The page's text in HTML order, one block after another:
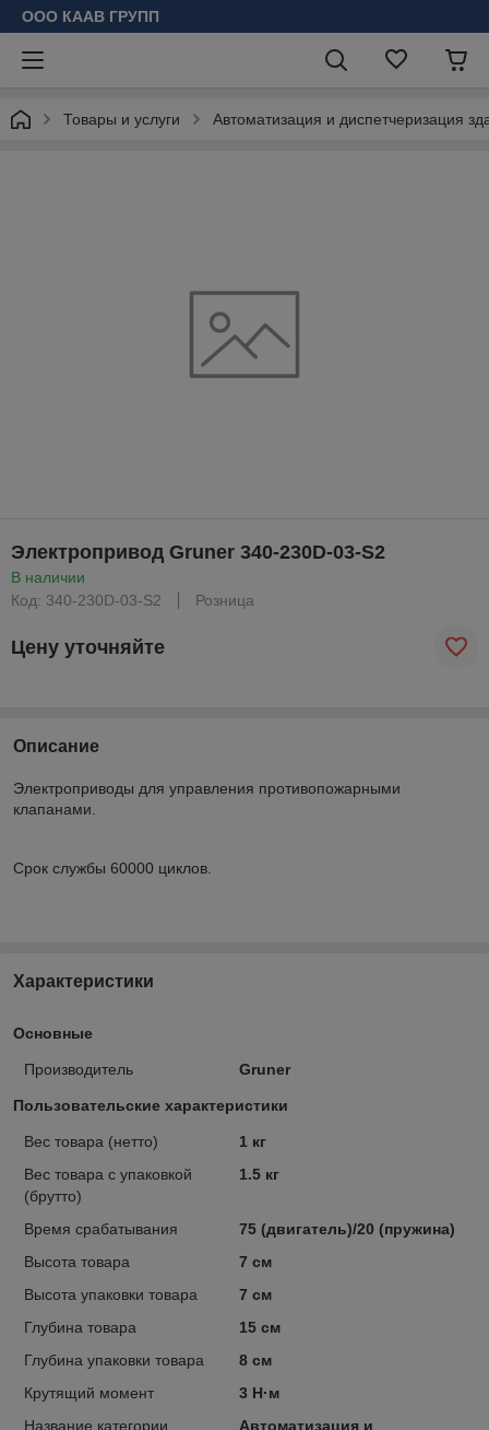
ООО КААВ ГРУПП
Товары и услуги Автоматизация и диспетчеризация
Электропривод Gruner 340-230D-03-S2
В наличии
Код: 340-230D-03-S2
Розница
Цену уточняйте
Описание
Электроприводы для управления противопожарными
клапанами.
Срок службы 60000 циклов.
Характеристики
Основные
Производитель Gruner
Пользовательские характеристики
Вес товара (нетто)
1 кг
Вес товара с упаковкой
(брутто)
1.5 кг
Время срабатывания
75 (двигатель)/20 (пружина)
Высота товара
7 см
Высота упаковки товара
7 см
Глубина товара
15 см
Глубина упаковки товара
8 см
Крутящий момент
3 Н·м
Название категории
Автоматизация и